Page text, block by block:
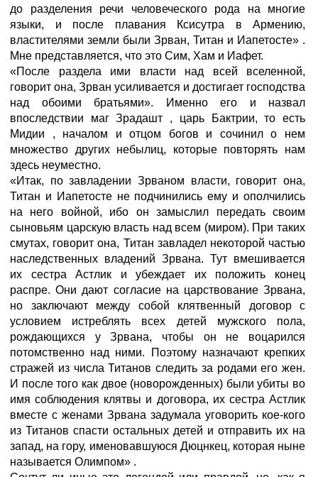
до разделения речи человеческого рода на многие
языки, и после плавания Ксисутра в Армению,
властителями земли были Зрван, Титан и Иапетосте» .
Мне представляется, что это Сим, Хам и Иафет.
«После раздела ими власти над всей вселенной,
говорит она, Зрван усиливается и достигает господства
над обоими братьями». Именно его и назвал
впоследствии маг Зрадашт , царь Бактрии, то есть
Мидии , началом и отцом богов и сочинил о нем
множество других небылиц, которые повторять нам
здесь неуместно.
«Итак, по завладении Зрваном власти, говорит она,
Титан и Иапетосте не подчинились ему и ополчились
на него войной, ибо он замыслил передать своим
сыновьям царскую власть над всем (миром). При таких
смутах, говорит она, Титан завладел некоторой частью
наследственных владений Зрвана. Тут вмешивается
их сестра Астлик и убеждает их положить конец
распре. Они дают согласие на царствование Зрвана,
но заключают между собой клятвенный договор с
условием истреблять всех детей мужского пола,
рождающихся у Зрвана, чтобы он не воцарился
потомственно над ними. Поэтому назначают крепких
стражей из числа Титанов следить за родами его жен.
И после того как двое (новорожденных) были убиты во
имя соблюдения клятвы и договора, их сестра Астлик
вместе с женами Зрвана задумала уговорить кое-кого
из Титанов спасти остальных детей и отправить их на
запад, на гору, именовавшуюся Дюцнкец, которая ныне
называется Олимпом» .